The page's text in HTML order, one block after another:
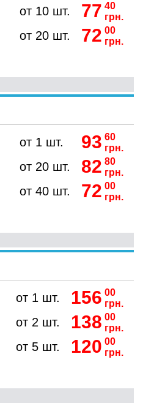
от 10 шт. 77 40
грн.
от 20 шт. 72 00
грн.
от 1 шт. 93 60
грн.
от 20 шт. 82 80
грн.
от 40 шт. 72 00
грн.
от 1 шт. 156 00
грн.
от 2 шт. 138 00
грн.
от 5 шт. 120 00
грн.